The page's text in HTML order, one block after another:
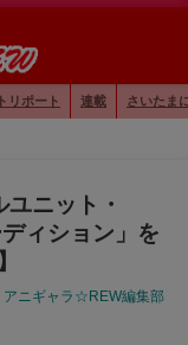
リポート 連載 さいたま
ユニット・
ィション」を
アニギャラ☆REW編集部